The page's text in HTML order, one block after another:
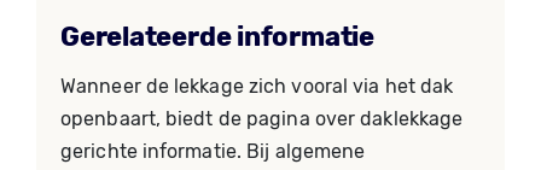
Gerelateerde informatie
Wanneer de lekkage zich vooral via het dak
openbaart, biedt de pagina over daklekkage
gerichte informatie. Bij algemene